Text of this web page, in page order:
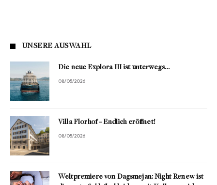
UNSERE AUSWAHL
Die neue Explora III ist unterwegs…
08/05/2026
Villa Florhof – Endlich eröffnet!
08/05/2026
Weltpremiere von Dagsmejan: Night Renew ist